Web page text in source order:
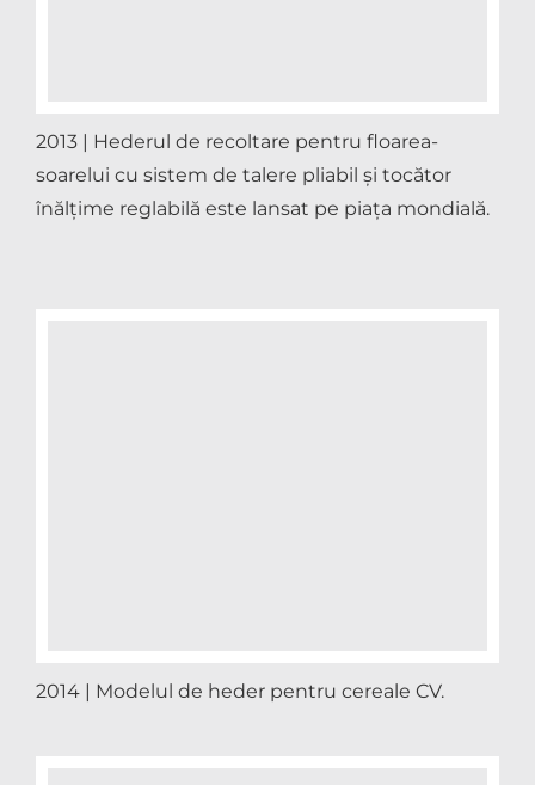
2013 | Hederul de recoltare pentru floarea-
soarelui cu sistem de talere pliabil și tocător
înălțime reglabilă este lansat pe piața mondială.
2014 | Modelul de heder pentru cereale CV.